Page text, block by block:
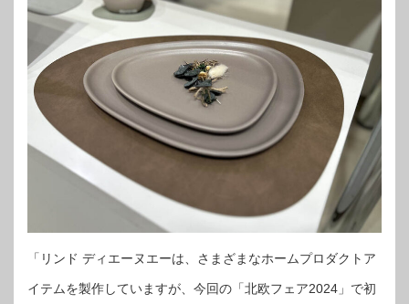
「リンド ディエーヌエーは、さまざまなホームプロダクトア
イテムを製作していますが、今回の「北欧フェア2024」で初